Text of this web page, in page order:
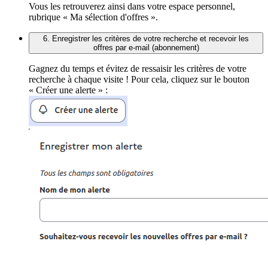
Vous les retrouverez ainsi dans votre espace personnel,
rubrique « Ma sélection d'offres ».
6. Enregistrer les critères de votre recherche et recevoir les
offres par e-mail (abonnement)
Gagnez du temps et évitez de ressaisir les critères de votre
recherche à chaque visite ! Pour cela, cliquez sur le bouton
« Créer une alerte » :